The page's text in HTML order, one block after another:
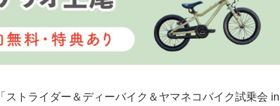
ストライダー＆ディーバイク＆ヤマネコバイク試乗会 in